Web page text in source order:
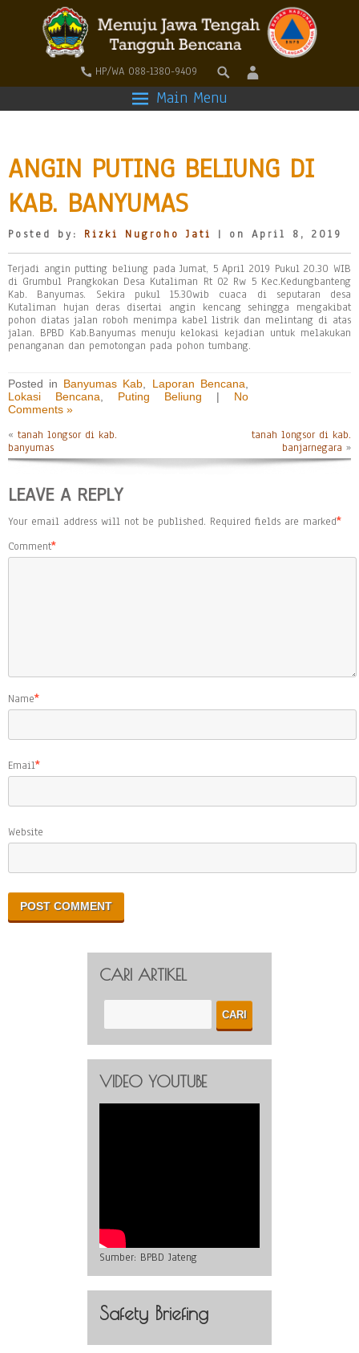
HP/WA 088-1380-9409
Main Menu
ANGIN PUTING BELIUNG DI
KAB. BANYUMAS
Posted by: Rizki Nugroho Jati | on April 8, 2019
Terjadi angin putting beliung pada Jumat, 5 April 2019 Pukul 20.30 WIB
di Grumbul Prangkokan Desa Kutaliman Rt 02 Rw 5 Kec.Kedungbanteng
Kab. Banyumas. Sekira pukul 15.30wib cuaca di seputaran desa
Kutaliman hujan deras disertai angin kencang sehingga mengakibat
pohon diatas jalan roboh menimpa kabel listrik dan melintang di atas
jalan. BPBD Kab.Banyumas menuju kelokasi kejadian untuk melakukan
penanganan dan pemotongan pada pohon tumbang.
Posted in Banyumas Kab Laporan Bencana
Lokasi Bencana
Puting Beliung | No
Comments »
« tanah longsor di kab.
banyumas
tanah longsor di kab.
banjarnegara »
LEAVE A REPLY
Your email address will not be published. Required fields are marked*
Comment*
Name*
Email*
Website
CARI ARTIKEL
VIDEO YOUTUBE
Sumber: BPBD Jateng
Safety Briefing